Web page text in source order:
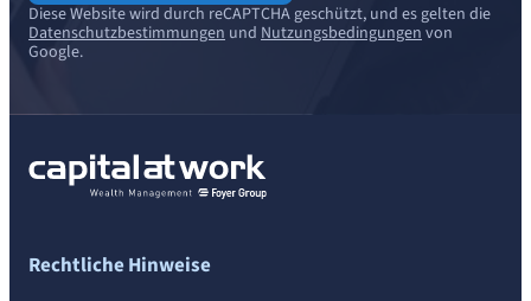
Diese Website wird durch reCAPTCHA geschützt, und es gelten die
Datenschutzbestimmungen und Nutzungsbedingungen von
Google.
Rechtliche Hinweise